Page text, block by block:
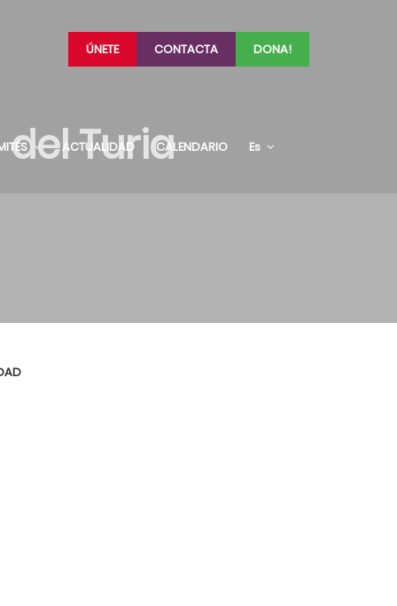
ÚNETE CONTACTA DONA!
ACTUALIDAD CALENDARIO Es
Turia